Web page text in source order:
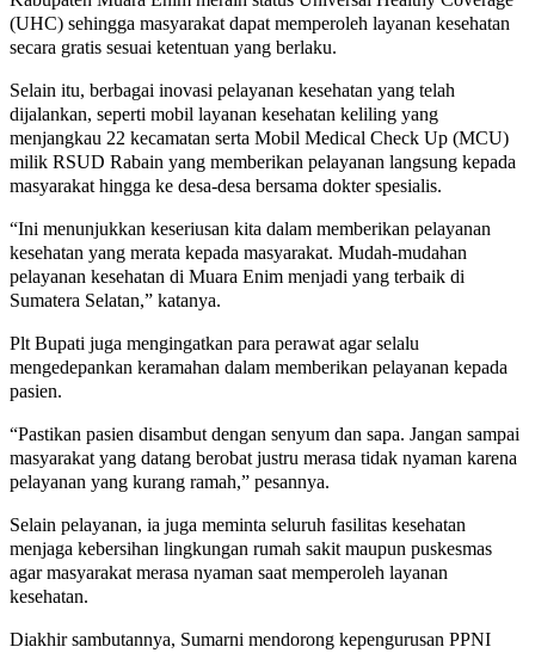
(UHC) sehingga masyarakat dapat memperoleh layanan kesehatan
secara gratis sesuai ketentuan yang berlaku.
Selain itu, berbagai inovasi pelayanan kesehatan yang telah
dijalankan, seperti mobil layanan kesehatan keliling yang
menjangkau 22 kecamatan serta Mobil Medical Check Up (MCU)
milik RSUD Rabain yang memberikan pelayanan langsung kepada
masyarakat hingga ke desa-desa bersama dokter spesialis.
“Ini menunjukkan keseriusan kita dalam memberikan pelayanan
kesehatan yang merata kepada masyarakat. Mudah-mudahan
pelayanan kesehatan di Muara Enim menjadi yang terbaik di
Sumatera Selatan,” katanya.
Plt Bupati juga mengingatkan para perawat agar selalu
mengedepankan keramahan dalam memberikan pelayanan kepada
pasien.
“Pastikan pasien disambut dengan senyum dan sapa. Jangan sampai
masyarakat yang datang berobat justru merasa tidak nyaman karena
pelayanan yang kurang ramah,” pesannya.
Selain pelayanan, ia juga meminta seluruh fasilitas kesehatan
menjaga kebersihan lingkungan rumah sakit maupun puskesmas
agar masyarakat merasa nyaman saat memperoleh layanan
kesehatan.
Diakhir sambutannya, Sumarni mendorong kepengurusan PPNI